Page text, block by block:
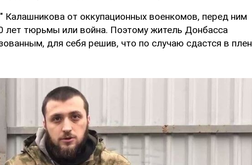
Калашникова от оккупационных военкомов, перед ним
лет тюрьмы или война. Поэтому житель Донбасса
для себя решив, что по случаю сдастся в плен